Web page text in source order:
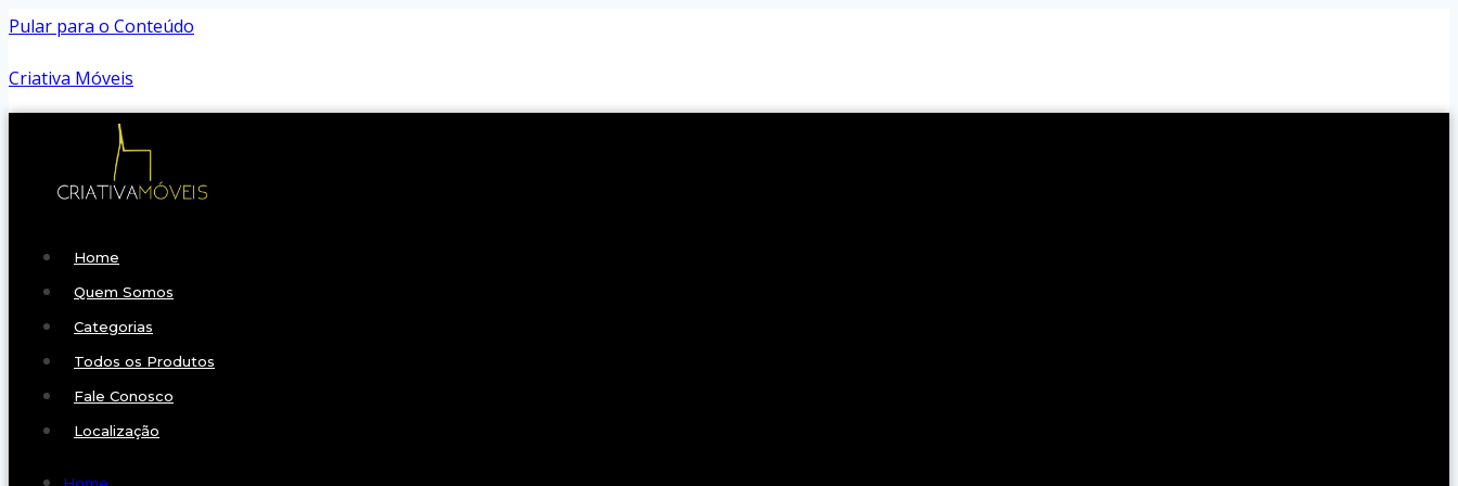
Pular para o Conteúdo
Criativa Móveis
Home
Quem Somos
Categorias
Todos os Produtos
Fale Conosco
Localização